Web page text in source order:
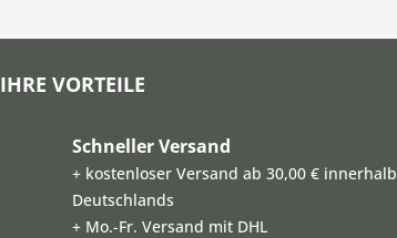
IHRE VORTEILE
Schneller Versand
+ kostenloser Versand ab 30,00 € innerhalb
Deutschlands
+ Mo.-Fr. Versand mit DHL